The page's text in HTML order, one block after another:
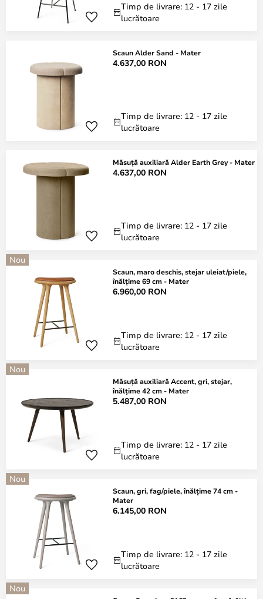
Timp de livrare: 12 - 17 zile
lucrătoare
Scaun Alder Sand - Mater
4.637,00 RON
Timp de livrare: 12 - 17 zile
lucrătoare
Măsuță auxiliară Alder Earth Grey - Mater
4.637,00 RON
Timp de livrare: 12 - 17 zile
lucrătoare
Nou
Scaun, maro deschis, stejar uleiat/piele,
înălțime 69 cm - Mater
6.960,00 RON
Timp de livrare: 12 - 17 zile
lucrătoare
Nou
Măsuță auxiliară Accent, gri, stejar,
înălțime 42 cm - Mater
5.487,00 RON
Timp de livrare: 12 - 17 zile
lucrătoare
Nou
Scaun, gri, fag/piele, înălțime 74 cm -
Mater
6.145,00 RON
Timp de livrare: 12 - 17 zile
lucrătoare
Nou